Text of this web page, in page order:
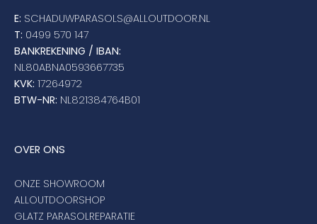
E: SCHADUWPARASOLS@ALLOUTDOOR.NL
T: 0499 570 147
BANKREKENING / IBAN:
NL80ABNA0593667735
KVK: 17264972
BTW-NR: NL821384764B01
OVER ONS
ONZE SHOWROOM
ALLOUTDOORSHOP
GLATZ PARASOLREPARATIE